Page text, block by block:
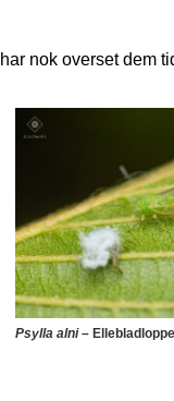
nok overset dem
Psylla alni– Ellebladloppe